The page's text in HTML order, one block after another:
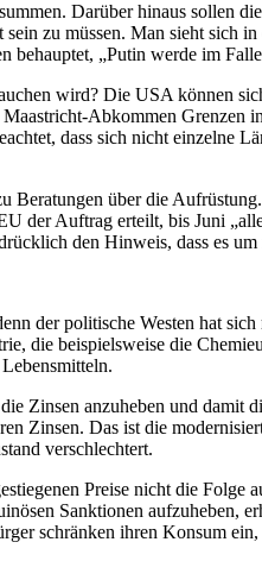
Darüber hinaus sollen
zu müssen. Man sieht sich
„Putin werde im
wird? Die USA können
Abkommen
dass sich nicht einzelne
Beratungen über die
der Auftrag erteilt, bis Juni
den Hinweis, dass es
der politische Westen hat
die beispielsweise die
Zinsen anzuheben und
Zinsen. Das ist die
verschlechtert.
Preise nicht die
Sanktionen
schränken ihren Konsum